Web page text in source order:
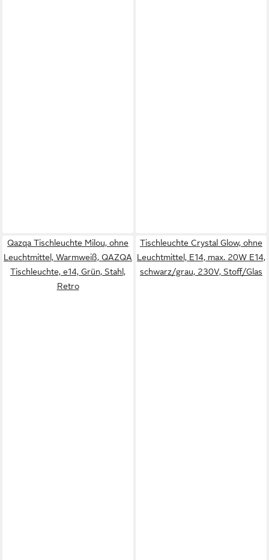
Qazqa Tischleuchte Milou, ohne
Leuchtmittel, Warmweiß, QAZQA
Tisch­leuchte, e14, Grün, Stahl,
Retro
Tischleuchte Crystal Glow, ohne
Leuchtmittel, E14, max. 20W E14,
schwarz/grau, 230V, Stoff/Glas